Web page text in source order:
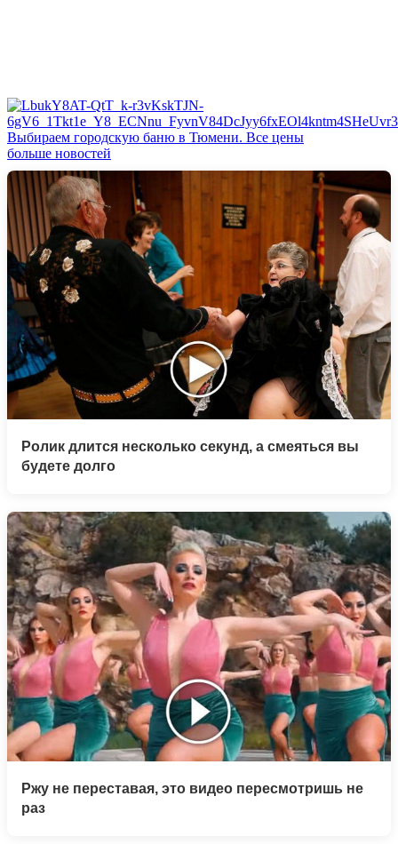
Выбираем городскую баню в Тюмени. Все цены
больше новостей
Ролик длится несколько секунд, а смеяться вы
будете долго
Ржу не переставая, это видео пересмотришь не
раз